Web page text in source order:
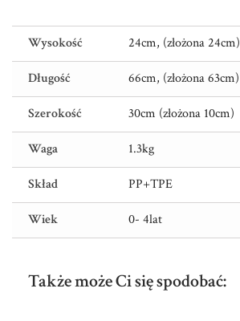
Wysokość 24cm, (złożona 24cm)
Długość 66cm, (złożona 63cm)
Szerokość 30cm (złożona 10cm)
Waga 1.3kg
Skład PP+TPE
Wiek 0- 4lat
Także może Ci się spodobać: